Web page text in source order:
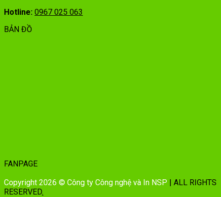
Hotline: 0967 025 063
BẢN ĐỒ
FANPAGE
Copyright 2026 © Công ty Công nghệ và In NSP | ALL RIGHTS
RESERVED.